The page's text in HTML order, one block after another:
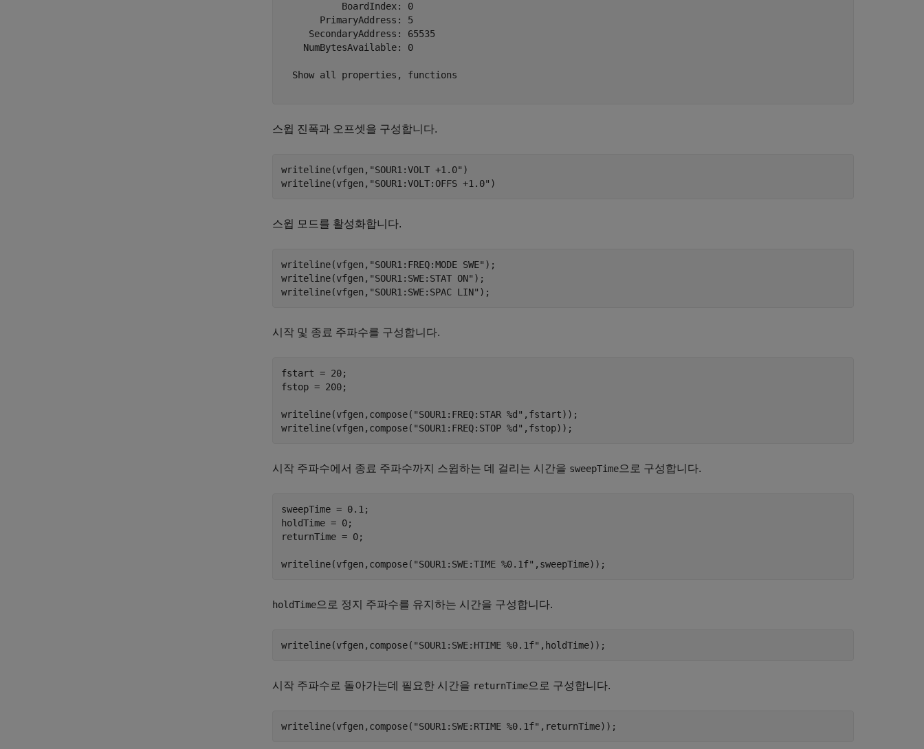
           BoardIndex: 0
       PrimaryAddress: 5
     SecondaryAddress: 65535
    NumBytesAvailable: 0
  Show all properties, functions
스윕 진폭과 오프셋을 구성합니다.
writeline(vfgen, "SOUR1:VOLT +1.0" )
writeline(vfgen, "SOUR1:VOLT:OFFS +1.0" )
스윕 모드를 활성화합니다.
writeline(vfgen, "SOUR1:FREQ:MODE SWE" );
writeline(vfgen, "SOUR1:SWE:STAT ON" );
writeline(vfgen, "SOUR1:SWE:SPAC LIN" );
시작 및 종료 주파수를 구성합니다.
fstart = 20;
fstop = 200;
writeline(vfgen,compose( "SOUR1:FREQ:STAR %d" ,fstart));
writeline(vfgen,compose( "SOUR1:FREQ:STOP %d" ,fstop));
시작 주파수에서 종료 주파수까지 스윕하는 데 걸리는 시간을 sweepTime으로 구성합니다.
sweepTime = 0.1;
holdTime = 0;
returnTime = 0;
writeline(vfgen,compose( "SOUR1:SWE:TIME %0.1f" ,sweepTime));
holdTime으로 정지 주파수를 유지하는 시간을 구성합니다.
writeline(vfgen,compose( "SOUR1:SWE:HTIME %0.1f" ,holdTime));
시작 주파수로 돌아가는데 필요한 시간을 returnTime으로 구성합니다.
writeline(vfgen,compose( "SOUR1:SWE:RTIME %0.1f" ,returnTime));